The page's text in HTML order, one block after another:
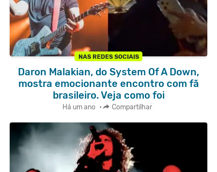
NAS REDES SOCIAIS
Daron Malakian, do System Of A Down,
mostra emocionante encontro com fã
brasileiro. Veja como foi
Há um ano • Compartilhar